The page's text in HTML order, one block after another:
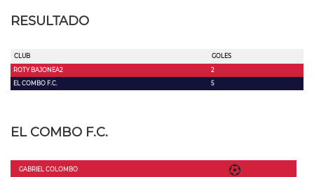
RESULTADO
CLUB
GOLES
ROTY BAJONEA2
2
EL COMBO F.C.
5
EL COMBO F.C.
GABRIEL COLOMBO